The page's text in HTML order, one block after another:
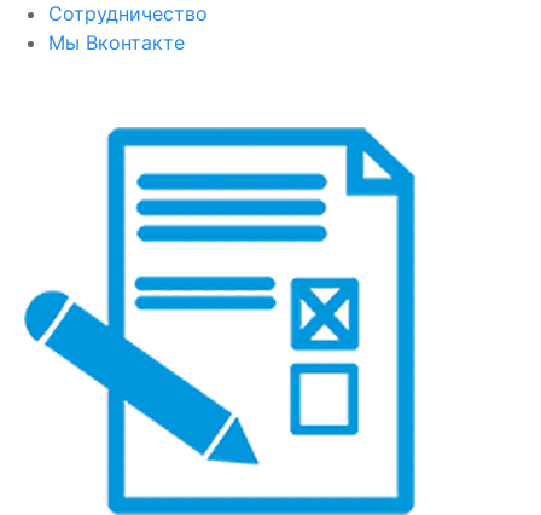
Сотрудничество
Мы Вконтакте